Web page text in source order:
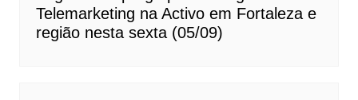
Telemarketing na Activo em Fortaleza e
região nesta sexta (05/09)